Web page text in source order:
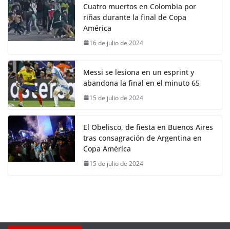
Cuatro muertos en Colombia por
riñas durante la final de Copa
América
16 de julio de 2024
Messi se lesiona en un esprint y
abandona la final en el minuto 65
15 de julio de 2024
El Obelisco, de fiesta en Buenos Aires
tras consagración de Argentina en
Copa América
15 de julio de 2024